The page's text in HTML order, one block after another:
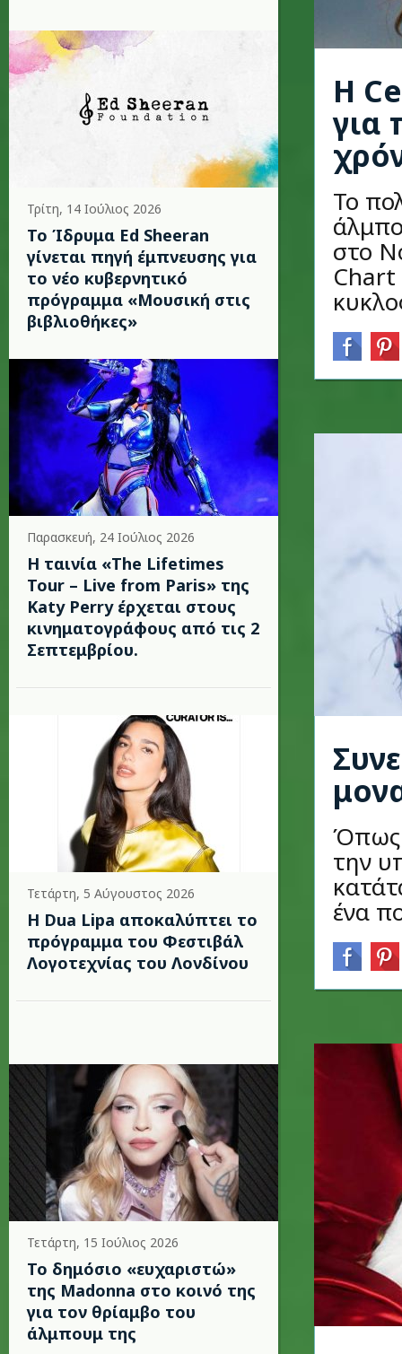
Τρίτη, 14 Ιούλιος 2026
Το Ίδρυμα Ed Sheeran
γίνεται πηγή έμπνευσης για
το νέο κυβερνητικό
πρόγραμμα «Μουσική στις
βιβλιοθήκες»
Παρασκευή, 24 Ιούλιος 2026
Η ταινία «The Lifetimes
Tour – Live from Paris» της
Katy Perry έρχεται στους
κινηματογράφους από τις 2
Σεπτεμβρίου.
Τετάρτη, 5 Αύγουστος 2026
Η Dua Lipa αποκαλύπτει το
πρόγραμμα του Φεστιβάλ
Λογοτεχνίας του Λονδίνου
Τετάρτη, 15 Ιούλιος 2026
Το δημόσιο «ευχαριστώ»
της Madonna στο κοινό της
για τον θρίαμβο του
άλμπουμ της
H
για
Το
στο
Chart
Όπως
την
ένα